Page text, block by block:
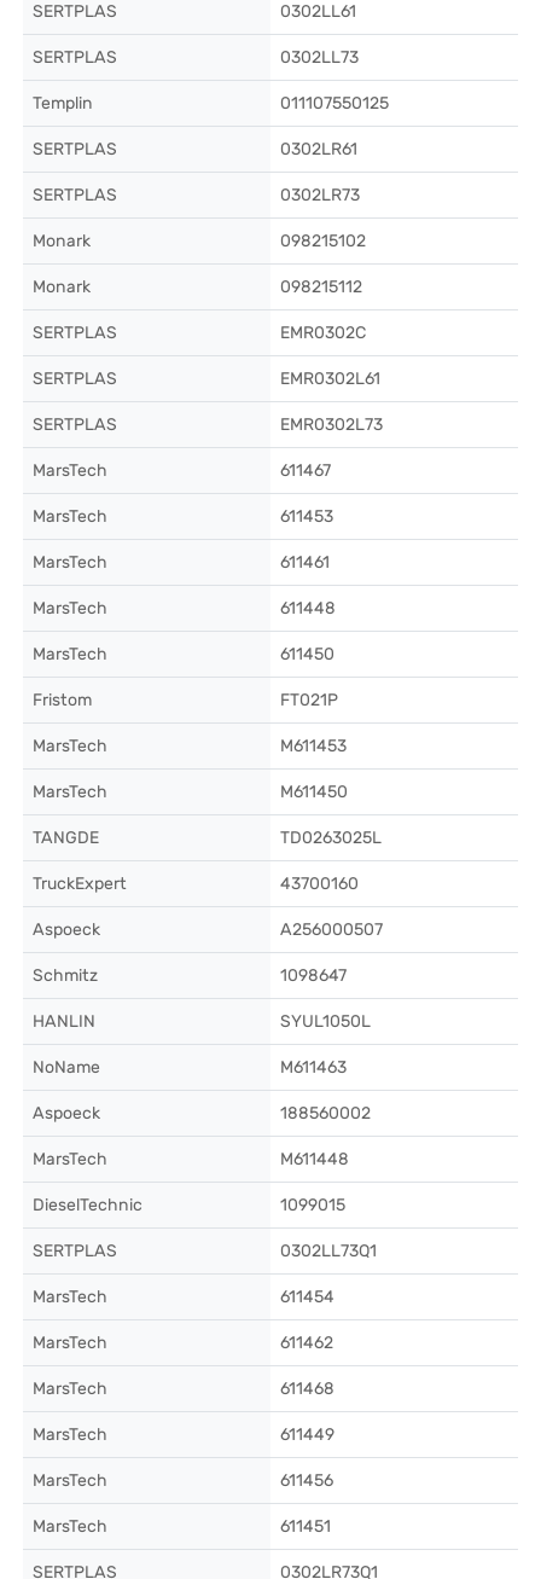
SERTPLAS 0302LL61
SERTPLAS 0302LL73
Templin 011107550125
SERTPLAS 0302LR61
SERTPLAS 0302LR73
Monark 098215102
Monark 098215112
SERTPLAS EMR0302C
SERTPLAS EMR0302L61
SERTPLAS EMR0302L73
MarsTech 611467
MarsTech 611453
MarsTech 611461
MarsTech 611448
MarsTech 611450
Fristom FT021P
MarsTech M611453
MarsTech M611450
TANGDE TD0263025L
TruckExpert 43700160
Aspoeck A256000507
Schmitz 1098647
HANLIN SYUL1050L
NoName M611463
Aspoeck 188560002
MarsTech M611448
DieselTechnic 1099015
SERTPLAS 0302LL73Q1
MarsTech 611454
MarsTech 611462
MarsTech 611468
MarsTech 611449
MarsTech 611456
MarsTech 611451
SERTPLAS 0302LR73Q1